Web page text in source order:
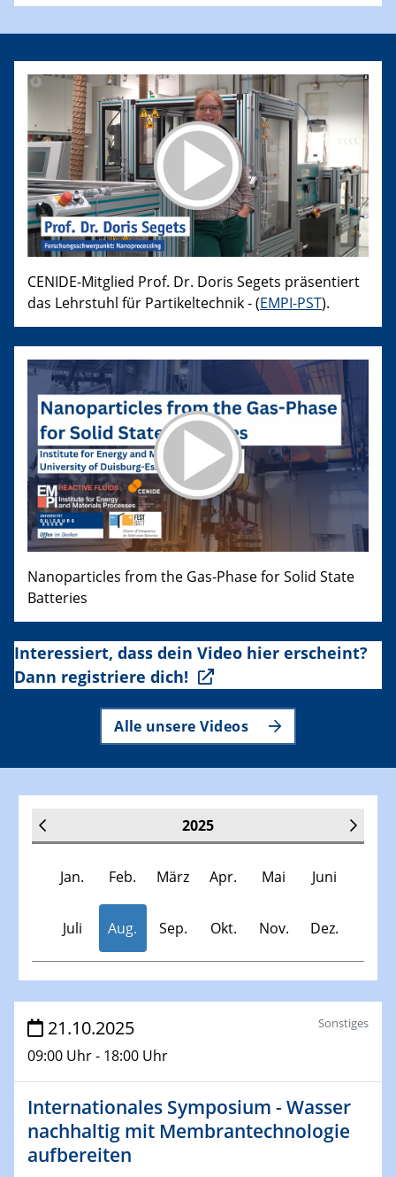
CENIDE-Mitglied Prof. Dr. Doris Segets präsentiert
das Lehrstuhl für Partikeltechnik - (EMPI-PST).
Nanoparticles from the Gas-Phase for Solid State
Batteries
Interessiert, dass dein Video hier erscheint?
Dann registriere dich!
Alle unsere Videos
2025
Jan. Feb. März Apr. Mai Juni
Juli Aug. Sep. Okt. Nov. Dez.
Veranstaltungen
30.11.-0001 - 06.02.2025
SFB/TRR 247 Seminar
08.01.2025
Physikalisches Kolloquium
Shaping the future: The role of metrology in a changing
21.10.2025
09:00 Uhr - 18:00 Uhr
Sonstiges
Internationales Symposium - Wasser
nachhaltig mit Membrantechnologie
aufbereiten